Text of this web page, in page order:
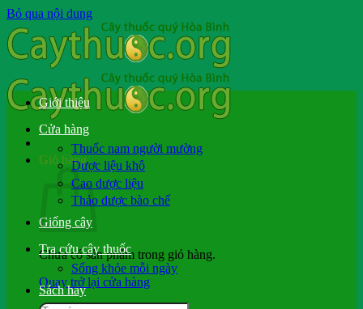
Bỏ qua nội dung
Giỏ hàng
Chưa có sản phẩm trong giỏ hàng.
Quay trở lại cửa hàng
Giới thiệu
Cửa hàng
Thuốc nam người mường
Dược liệu khô
Cao dược liệu
Thảo dược bào chế
Giống cây
Tra cứu cây thuốc
Sống khỏe mỗi ngày
Sách hay